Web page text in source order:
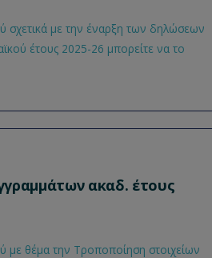
σχετικά με την έναρξη των δηλώσεων
έτους 2025-26 μπορείτε να το
ακαδ. έτους
με θέμα την Τροποποίηση στοιχείων